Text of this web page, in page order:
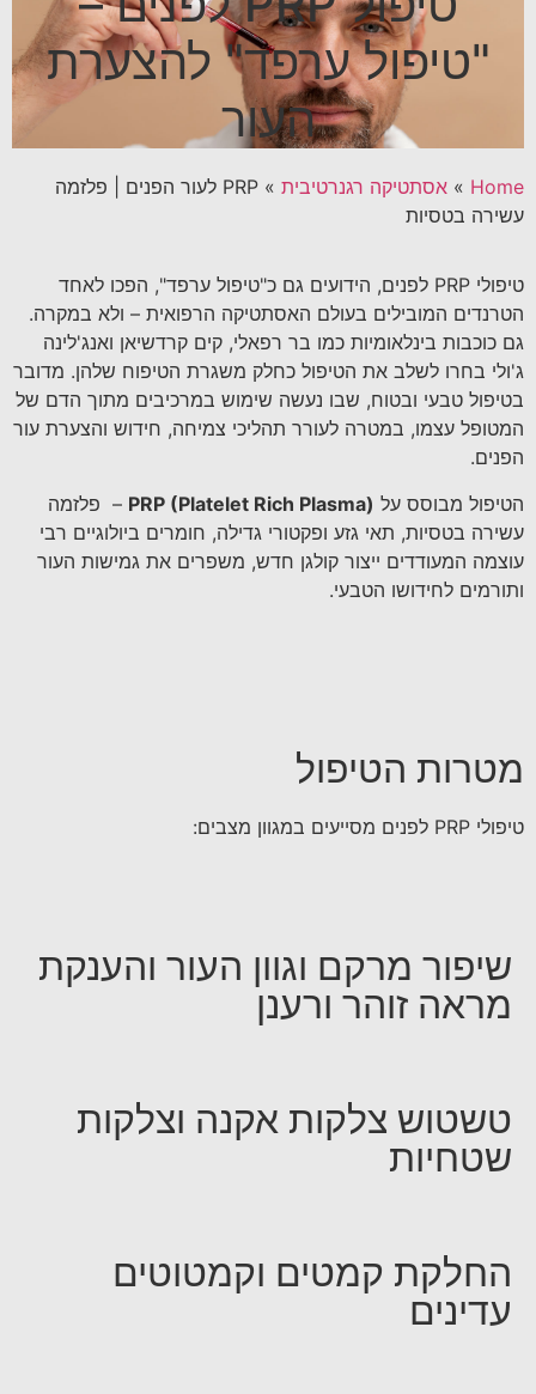
"טיפול ערפד" להצערת
העור
Home
» אסתטיקה רגנרטיבית »
PRP לעור הפנים | פלזמה
עשירה בטסיות
טיפולי PRP לפנים, הידועים גם כ"טיפול ערפד", הפכו לאחד
הטרנדים המובילים בעולם האסתטיקה הרפואית – ולא במקרה.
גם כוכבות בינלאומיות כמו בר רפאלי, קים קרדשיאן ואנג'לינה
ג'ולי בחרו לשלב את הטיפול כחלק משגרת הטיפוח שלהן. מדובר
בטיפול טבעי ובטוח, שבו נעשה שימוש במרכיבים מתוך הדם של
המטופל עצמו, במטרה לעורר תהליכי צמיחה, חידוש והצערת עור
הפנים.
הטיפול מבוסס על PRP (Platelet Rich Plasma) – פלזמה
עשירה בטסיות, תאי גזע ופקטורי גדילה, חומרים ביולוגיים רבי
עוצמה המעודדים ייצור קולגן חדש, משפרים את גמישות העור
ותורמים לחידושו הטבעי.
מטרות הטיפול
טיפולי PRP לפנים מסייעים במגוון מצבים:
שיפור מרקם וגוון העור והענקת
מראה זוהר ורענן
טשטוש צלקות אקנה וצלקות
שטחיות
החלקת קמטים וקמטוטים
עדינים